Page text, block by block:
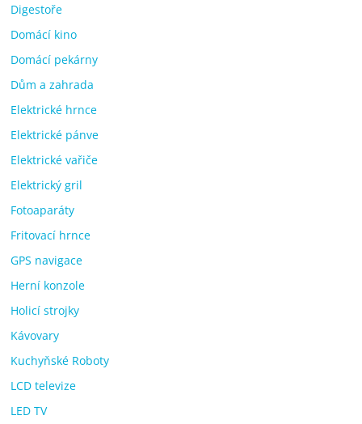
Digestoře
Domácí kino
Domácí pekárny
Dům a zahrada
Elektrické hrnce
Elektrické pánve
Elektrické vařiče
Elektrický gril
Fotoaparáty
Fritovací hrnce
GPS navigace
Herní konzole
Holicí strojky
Kávovary
Kuchyňské Roboty
LCD televize
LED TV